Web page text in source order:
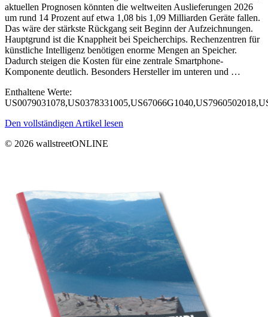
aktuellen Prognosen könnten die weltweiten Auslieferungen 2026
um rund 14 Prozent auf etwa 1,08 bis 1,09 Milliarden Geräte fallen.
Das wäre der stärkste Rückgang seit Beginn der Aufzeichnungen.
Hauptgrund ist die Knappheit bei Speicherchips. Rechenzentren für
künstliche Intelligenz benötigen enorme Mengen an Speicher.
Dadurch steigen die Kosten für eine zentrale Smartphone-
Komponente deutlich. Besonders Hersteller im unteren und …
Enthaltene Werte:
Den vollständigen Artikel lesen
© 2026 wallstreetONLINE